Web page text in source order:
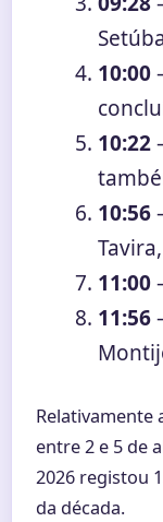
10:00
10:22
10:56
11:00
11:56
Relativamente
entre 2 e 5 de
2026 registou
da década.